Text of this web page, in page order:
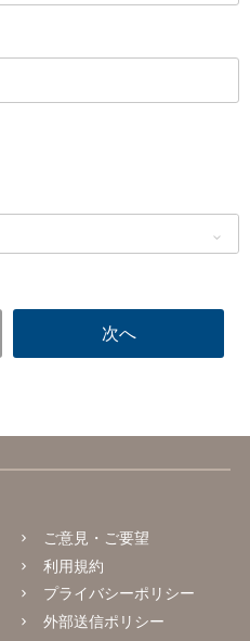
ご意見・ご要望
利用規約
プライバシーポリシー
外部送信ポリシー